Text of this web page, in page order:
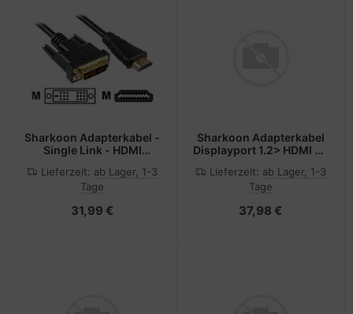
Sharkoon Adapterkabel -
Single Link - HDMI
männlich
Lieferzeit: ab Lager, 1-3
Tage
31,99 €
Sharkoon Adapterkabel
Displayport 1.2> HDMI 4K
Digital/Display/Video
Lieferzeit: ab Lager, 1-3
Tage
37,98 €